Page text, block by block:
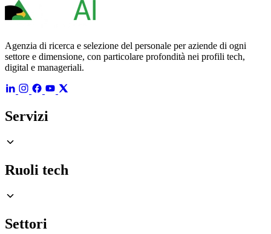
Agenzia di ricerca e selezione del personale per aziende di ogni
settore e dimensione, con particolare profondità nei profili tech,
digital e manageriali.
Servizi
Ruoli tech
Settori